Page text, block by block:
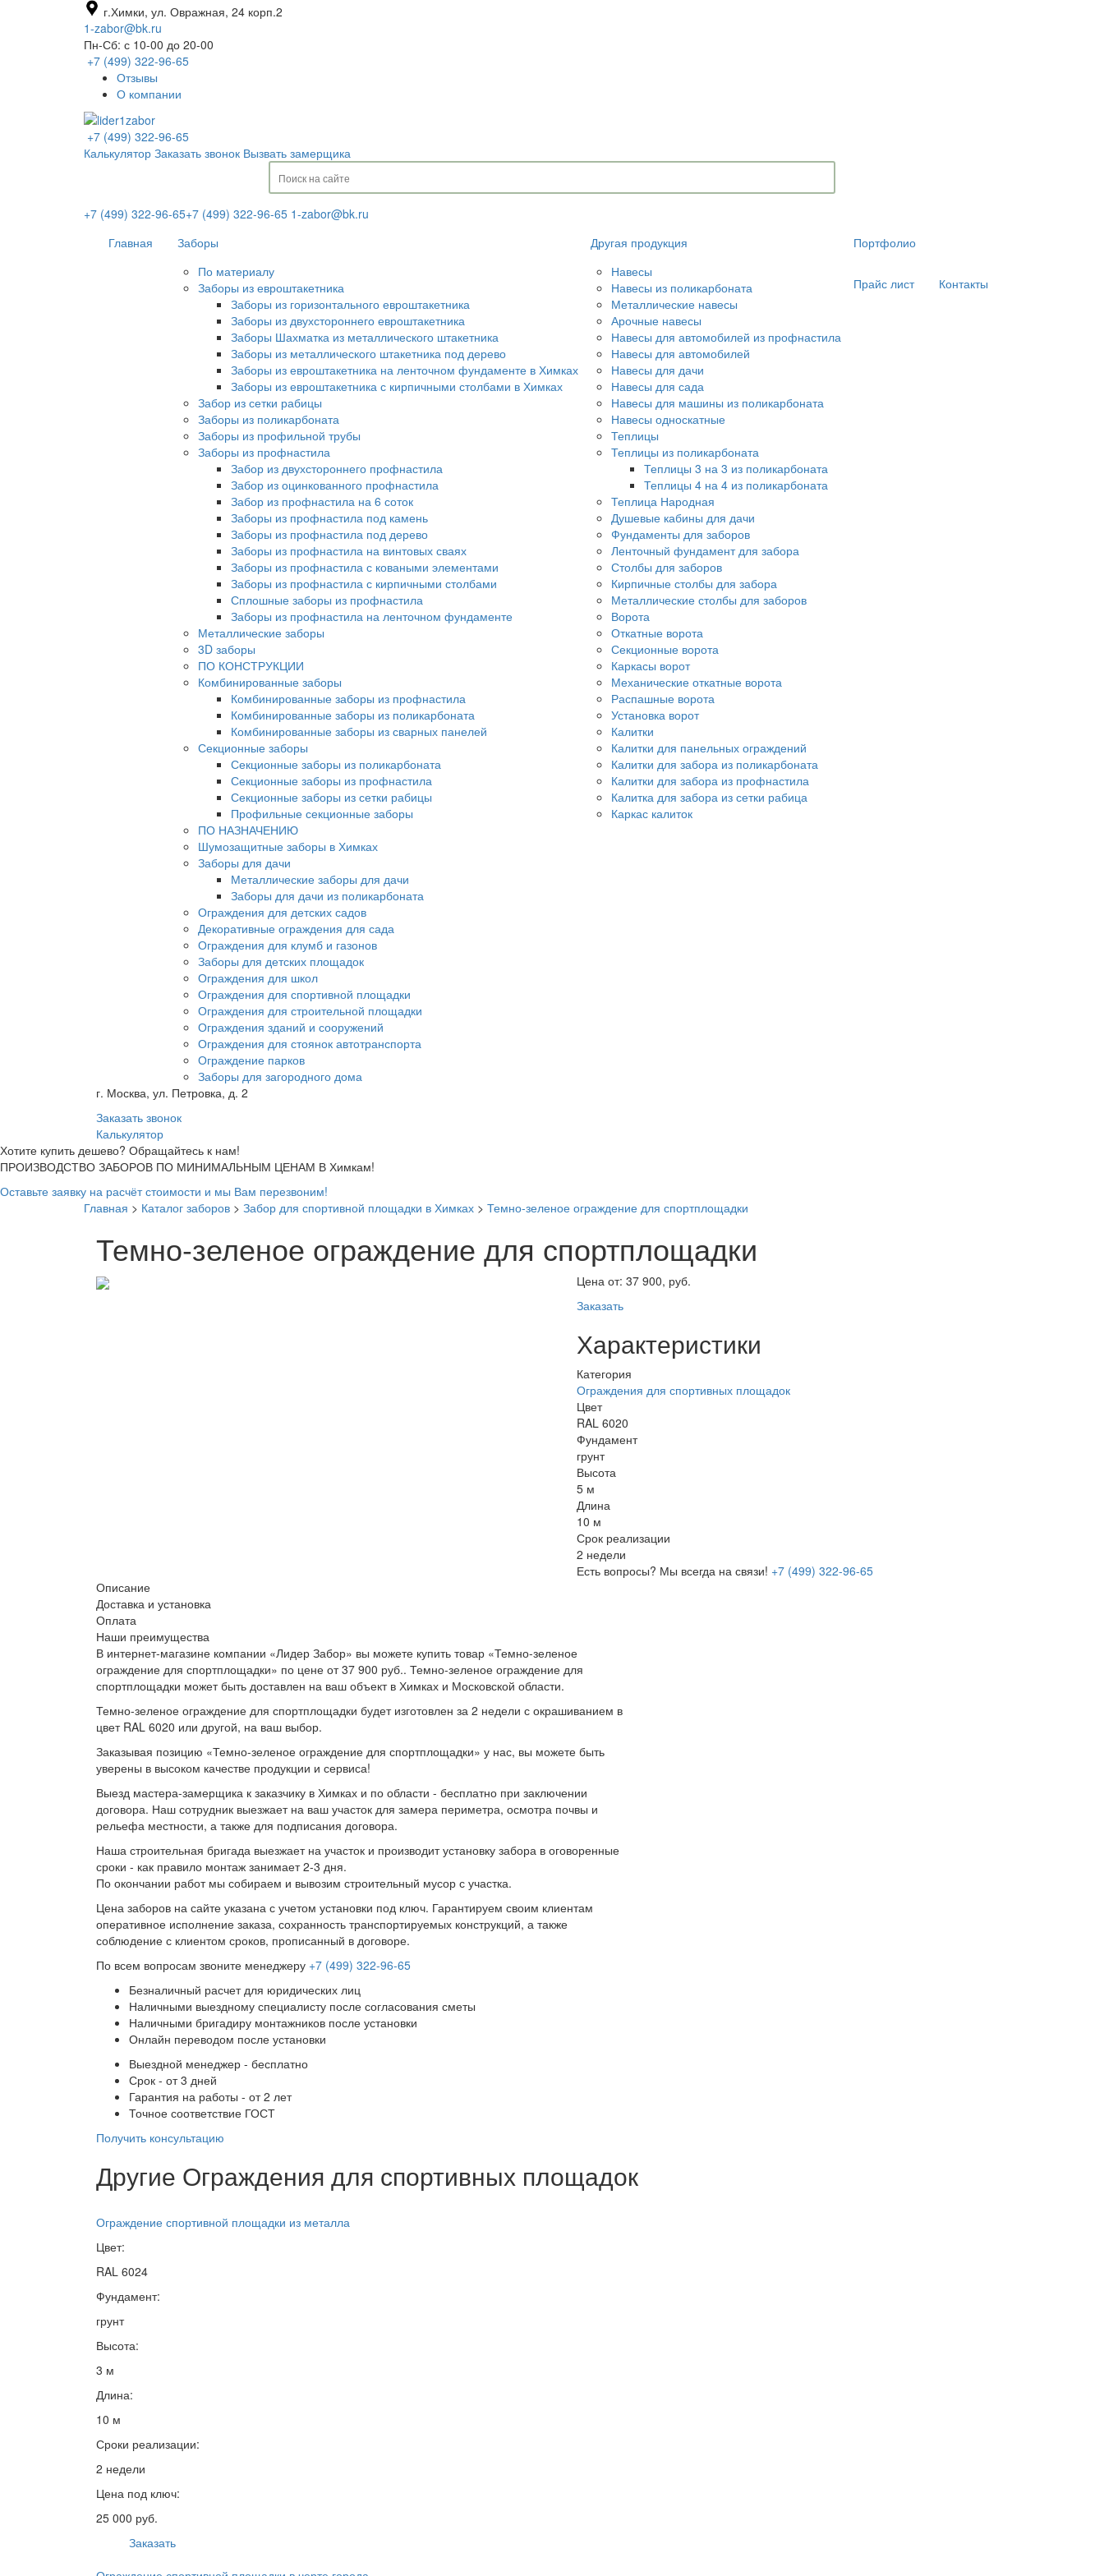
г.Химки, ул. Овражная, 24 корп.2
1-zabor@bk.ru
Пн-Сб: с 10-00 до 20-00
+7 (499) 322-96-65
Отзывы
О компании
+7 (499) 322-96-65
Калькулятор Заказать звонок Вызвать замерщика
+7 (499) 322-96-65
Главная
Заборы
По материалу
Заборы из евроштакетника
Заборы из горизонтального евроштакетника
Заборы из двухстороннего евроштакетника
Заборы Шахматка из металлического штакетника
Заборы из металлического штакетника под дерево
Заборы из евроштакетника на ленточном фундаменте в Химках
Заборы из евроштакетника с кирпичными столбами в Химках
Забор из сетки рабицы
Заборы из поликарбоната
Заборы из профильной трубы
Заборы из профнастила
Забор из двухстороннего профнастила
Забор из оцинкованного профнастила
Забор из профнастила на 6 соток
Заборы из профнастила под камень
Заборы из профнастила под дерево
Заборы из профнастила на винтовых сваях
Заборы из профнастила с коваными элементами
Заборы из профнастила с кирпичными столбами
Сплошные заборы из профнастила
Заборы из профнастила на ленточном фундаменте
Металлические заборы
3D заборы
ПО КОНСТРУКЦИИ
Комбинированные заборы
Комбинированные заборы из профнастила
Комбинированные заборы из поликарбоната
Комбинированные заборы из сварных панелей
Секционные заборы
Секционные заборы из поликарбоната
Секционные заборы из профнастила
Секционные заборы из сетки рабицы
Профильные секционные заборы
ПО НАЗНАЧЕНИЮ
Шумозащитные заборы в Химках
Заборы для дачи
Металлические заборы для дачи
Заборы для дачи из поликарбоната
Ограждения для детских садов
Декоративные ограждения для сада
Ограждения для клумб и газонов
Заборы для детских площадок
Ограждения для школ
Ограждения для спортивной площадки
Ограждения для строительной площадки
Ограждения зданий и сооружений
Ограждения для стоянок автотранспорта
Ограждение парков
Заборы для загородного дома
Другая продукция
Навесы
Навесы из поликарбоната
Металлические навесы
Арочные навесы
Навесы для автомобилей из профнастила
Навесы для автомобилей
Навесы для дачи
Навесы для сада
Навесы для машины из поликарбоната
Навесы односкатные
Теплицы
Теплицы из поликарбоната
Теплицы 3 на 3 из поликарбоната
Теплицы 4 на 4 из поликарбоната
Теплица Народная
Душевые кабины для дачи
Фундаменты для заборов
Ленточный фундамент для забора
Столбы для заборов
Кирпичные столбы для забора
Металлические столбы для заборов
Ворота
Откатные ворота
Секционные ворота
Каркасы ворот
Механические откатные ворота
Распашные ворота
Установка ворот
Калитки
Калитки для панельных ограждений
Калитки для забора из поликарбоната
Калитки для забора из профнастила
Калитка для забора из сетки рабица
Каркас калиток
Портфолио
Прайс лист Контакты
+7 (499) 322-96-65 1-zabor@bk.ru
г. Москва, ул. Петровка, д. 2
Заказать звонок
Калькулятор
Хотите купить дешево? Обращайтесь к нам!
ПРОИЗВОДСТВО ЗАБОРОВ ПО МИНИМАЛЬНЫМ ЦЕНАМ В Химкам!
Оставьте заявку на расчёт стоимости и мы Вам перезвоним!
Главная > Каталог заборов > Забор для спортивной площадки в Химках > Темно-зеленое ограждение для спортплощадки
Темно-зеленое ограждение для спортплощадки
Цена от: 37 900, руб.
Заказать
Характеристики
Категория
Ограждения для спортивных площадок
Цвет
RAL 6020
Фундамент
грунт
Высота
5 м
Длина
10 м
Срок реализации
2 недели
Есть вопросы? Мы всегда на связи! +7 (499) 322-96-65
Описание
Доставка и установка
Оплата
Наши преимущества
В интернет-магазине компании «Лидер Забор» вы можете купить товар «Темно-зеленое
ограждение для спортплощадки» по цене от 37 900 руб.. Темно-зеленое ограждение для
спортплощадки может быть доставлен на ваш объект в Химках и Московской области.
Темно-зеленое ограждение для спортплощадки будет изготовлен за 2 недели с окрашиванием в
цвет RAL 6020 или другой, на ваш выбор.
Заказывая позицию «Темно-зеленое ограждение для спортплощадки» у нас, вы можете быть
уверены в высоком качестве продукции и сервиса!
Выезд мастера-замерщика к заказчику в Химках и по области - бесплатно при заключении
договора. Наш сотрудник выезжает на ваш участок для замера периметра, осмотра почвы и
рельефа местности, а также для подписания договора.
Наша строительная бригада выезжает на участок и производит установку забора в оговоренные
сроки - как правило монтаж занимает 2-3 дня.
По окончании работ мы собираем и вывозим строительный мусор с участка.
Цена заборов на сайте указана с учетом установки под ключ. Гарантируем своим клиентам
оперативное исполнение заказа, сохранность транспортируемых конструкций, а также
соблюдение с клиентом сроков, прописанный в договоре.
По всем вопросам звоните менеджеру +7 (499) 322-96-65
Безналичный расчет для юридических лиц
Наличными выездному специалисту после согласования сметы
Наличными бригадиру монтажников после установки
Онлайн переводом после установки
Выездной менеджер - бесплатно
Срок - от 3 дней
Гарантия на работы - от 2 лет
Точное соответствие ГОСТ
Получить консультацию
Другие Ограждения для спортивных площадок
Ограждение спортивной площадки из металла
Цвет:
RAL 6024
Фундамент:
грунт
Высота:
3 м
Длина:
10 м
Сроки реализации:
2 недели
Цена под ключ:
25 000 руб.
Заказать